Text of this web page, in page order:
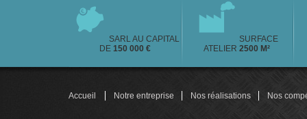
SARL AU CAPITAL
DE 150 000 €
SURFACE
ATELIER 2500 M²
Accueil Notre entreprise Nos réalisations Nos